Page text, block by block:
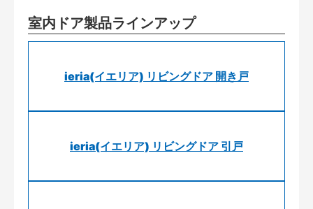
室内ドア製品ラインアップ
ieria(イエリア) リビングドア 開き戸
ieria(イエリア) リビングドア 引戸